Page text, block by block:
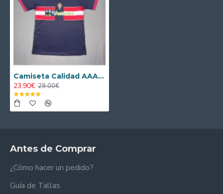
Camiseta Calidad AAA Sporting de Gijón Third 1996/97 Retro Clasico
23.90€ 29.00€
Antes de Comprar
¿Cómo hacer un pedido?
Guía de Tallas